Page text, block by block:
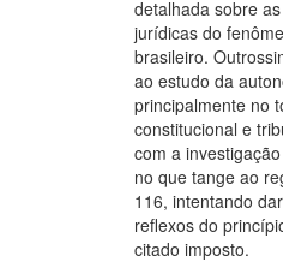
detalhada sobre
jurídicas do
brasileiro.
ao estudo da
principalmente no
constitucional e
com a
no que tange ao
116, intentando
reflexos do
citado imposto.